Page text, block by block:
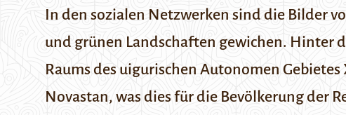
In den sozialen Netzwerken sind die Bilder
und grünen Landschaften gewichen. Hinter
Raums des uigurischen Autonomen
Novastan, was dies für die Bevölkerung der